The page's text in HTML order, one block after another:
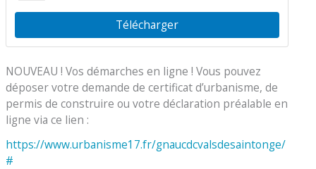
Télécharger
NOUVEAU ! Vos démarches en ligne ! Vous pouvez
déposer votre demande de certificat d’urbanisme, de
permis de construire ou votre déclaration préalable en
ligne via ce lien :
https://www.urbanisme17.fr/gnaucdcvalsdesaintonge/
#